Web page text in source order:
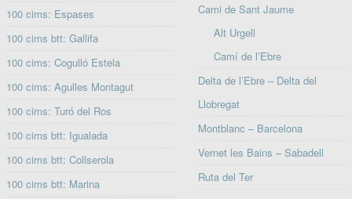
100 cims: Espases
100 cims btt: Gallifa
100 cims: Cogulló Estela
100 cims: Agulles Montagut
100 cims: Turó del Ros
100 cims btt: Igualada
100 cims btt: Collserola
100 cims btt: Marina
Cami de Sant Jaume
Alt Urgell
Camí de l’Ebre
Delta de l’Ebre – Delta del
Llobregat
Montblanc – Barcelona
Vernet les Bains – Sabadell
Ruta del Ter